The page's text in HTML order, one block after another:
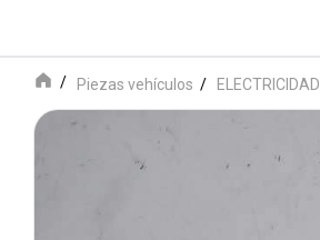
Piezas vehículos ELECTRICIDAD